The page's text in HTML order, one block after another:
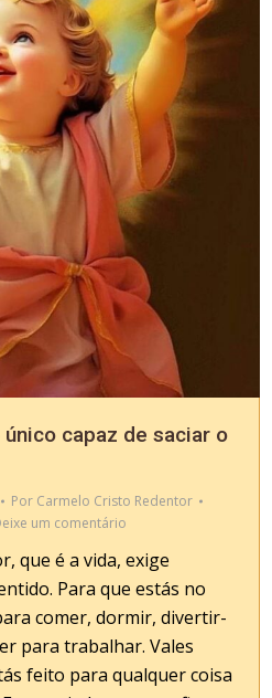
capaz de saciar o
Por Carmelo Cristo Redentor
um comentário
que é a vida, exige
Para que estás no
comer, dormir, divertir-
para trabalhar. Vales
feito para qualquer coisa